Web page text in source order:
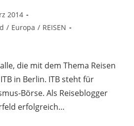
2014
/ Europa / REISEN
die mit dem Thema Reisen
in Berlin. ITB steht für
Börse. Als Reiseblogger
erfolgreich…